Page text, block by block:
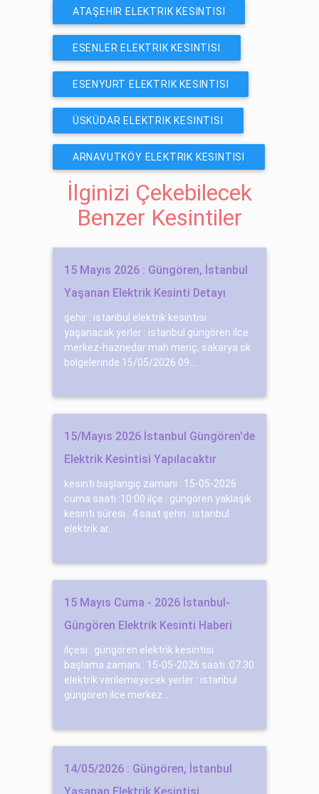
ATAŞEHIR ELEKTRIK KESINTISI
ESENLER ELEKTRIK KESINTISI
ESENYURT ELEKTRIK KESINTISI
ÜSKÜDAR ELEKTRIK KESINTISI
ARNAVUTKÖY ELEKTRIK KESINTISI
İlginizi Çekebilecek
Benzer Kesintiler
15 Mayıs 2026 : Güngören, İstanbul
Yaşanan Elektrik Kesinti Detayı
şehir : istanbul elektrik kesintisi
yaşanacak yerler : istanbul güngören ilce
merkez-haznedar mah meriç, sakarya sk
bölgelerinde 15/05/2026 09:...
15/Mayıs 2026 İstanbul Güngören'de
Elektrik Kesintisi Yapılacaktır
kesinti başlangıç zamanı : 15-05-2026
cuma saati :10:00 ilçe : güngören yaklaşık
kesinti süresi : 4 saat şehri : istanbul
elektrik ar...
15 Mayıs Cuma - 2026 İstanbul-
Güngören Elektrik Kesinti Haberi
ilçesi : güngören elektrik kesintisi
başlama zamanı : 15-05-2026 saati :07:30
elektrik verilemeyecek yerler : istanbul
güngören ilce merkez...
14/05/2026 : Güngören, İstanbul
Yaşanan Elektrik Kesintisi